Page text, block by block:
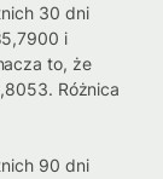
30 dni
i
to, że
Różnica
90 dni